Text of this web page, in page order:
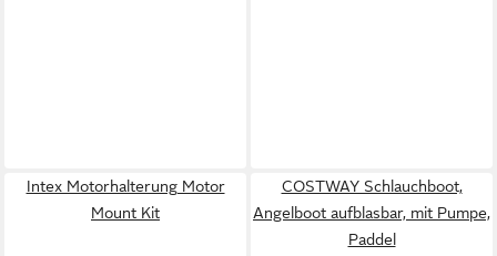
Intex Motorhalterung Motor
Mount Kit
COSTWAY Schlauchboot,
Angelboot aufblasbar, mit Pumpe,
Paddel